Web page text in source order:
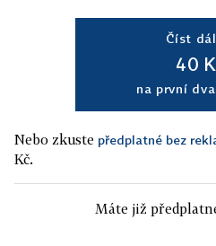
Číst
40
na první
Nebo zkuste předplatné bez
Kč.
Máte již